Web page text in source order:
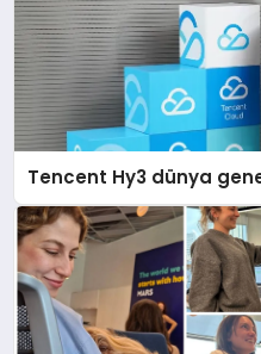
Tencent Hy3 dünya